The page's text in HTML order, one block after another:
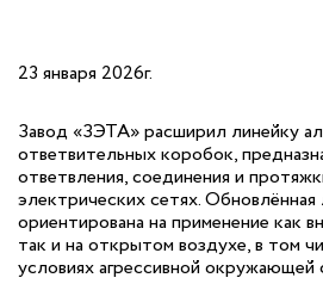
23 января 2026г.
Завод «ЗЭТА» расширил линейку
ответвительных коробок,
ответвления, соединения и
электрических сетях. Обновлённая
ориентирована на применение как
так и на открытом воздухе, в том
условиях агрессивной окружающей